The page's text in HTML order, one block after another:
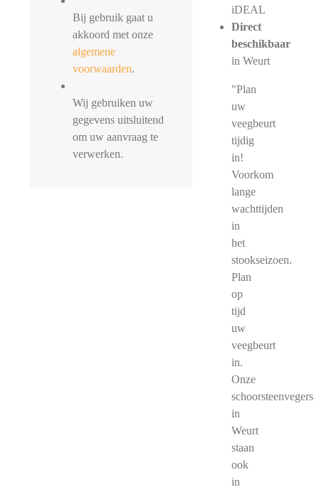
Bij gebruik gaat u
akkoord met onze
algemene
voorwaarden.
Wij gebruiken uw
gegevens uitsluitend
om uw aanvraag te
verwerken.
iDEAL
Direct
beschikbaar
in Weurt
"Plan
uw
veegbeurt
tijdig
in!
Voorkom
lange
wachttijden
in
het
stookseizoen.
Plan
op
tijd
uw
veegbeurt
in.
Onze
schoorsteenvegers
in
Weurt
staan
ook
in